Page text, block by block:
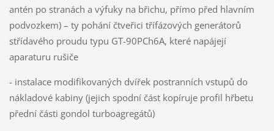
antén po stranách a výfuky na břichu, přímo před hlavním
podvozkem) – ty pohání čtveřici třífázových generátorů
střídavého proudu typu GT-90PCh6A, které napájejí
aparaturu rušiče
- instalace modifikovaných dvířek postranních vstupů do
nákladové kabiny (jejich spodní část kopíruje profil hřbetu
přední části gondol turboagregátů)